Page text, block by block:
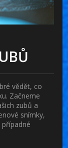
vědět, co
Začneme
zubů a
snímky,